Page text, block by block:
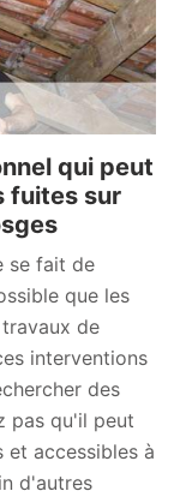
qui peut
fuites sur
se fait de
que les
de
interventions
des
pas qu'il peut
accessibles à
d'autres